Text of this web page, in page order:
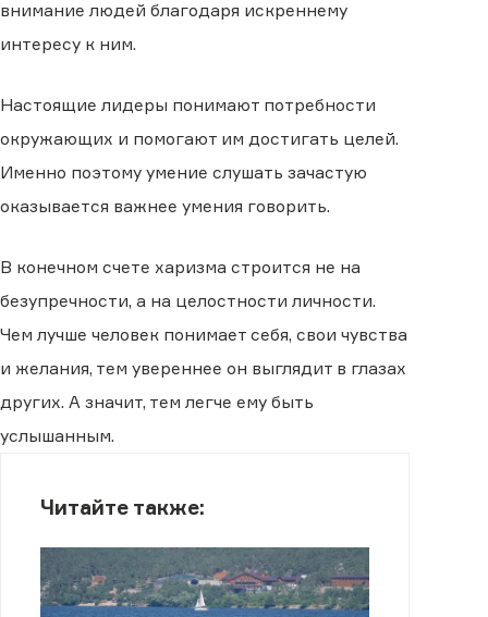
внимание людей благодаря искреннему
интересу к ним.
Настоящие лидеры понимают потребности
окружающих и помогают им достигать целей.
Именно поэтому умение слушать зачастую
оказывается важнее умения говорить.
В конечном счете харизма строится не на
безупречности, а на целостности личности.
Чем лучше человек понимает себя, свои чувства
и желания, тем увереннее он выглядит в глазах
других. А значит, тем легче ему быть
услышанным.
Читайте также: